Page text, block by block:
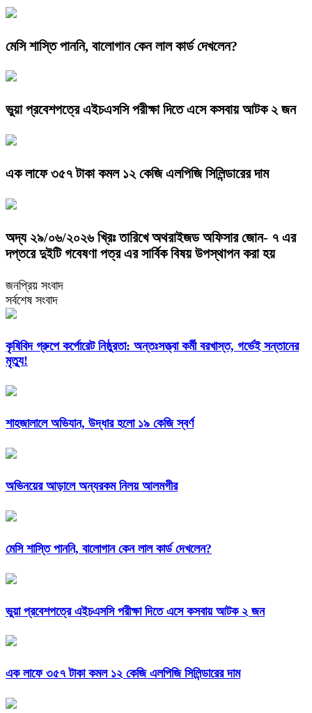
মেসি শাস্তি পাননি, বালোগান কেন লাল কার্ড দেখলেন?
ভুয়া প্রবেশপত্রে এইচএসসি পরীক্ষা দিতে এসে কসবায় আটক ২ জন
এক লাফে ৩৫৭ টাকা কমল ১২ কেজি এলপিজি সিলিন্ডারের দাম
অদ্য ২৯/০৬/২০২৬ খ্রিঃ তারিখে অথরাইজড অফিসার জোন- ৭ এর
দপ্তরে দুইটি গবেষণা পত্র এর সার্বিক বিষয় উপস্থাপন করা হয়
জনপ্রিয় সংবাদ
সর্বশেষ সংবাদ
কৃষিবিদ গ্রুপে কর্পোরেট নিষ্ঠুরতা: অন্তঃসত্ত্বা কর্মী বরখাস্ত, গর্ভেই সন্তানের
মৃত্যু!
শাহজালালে অভিযান, উদ্ধার হলো ১৯ কেজি স্বর্ণ
অভিনয়ের আড়ালে অন্যরকম নিলয় আলমগীর
মেসি শাস্তি পাননি, বালোগান কেন লাল কার্ড দেখলেন?
ভুয়া প্রবেশপত্রে এইচএসসি পরীক্ষা দিতে এসে কসবায় আটক ২ জন
এক লাফে ৩৫৭ টাকা কমল ১২ কেজি এলপিজি সিলিন্ডারের দাম